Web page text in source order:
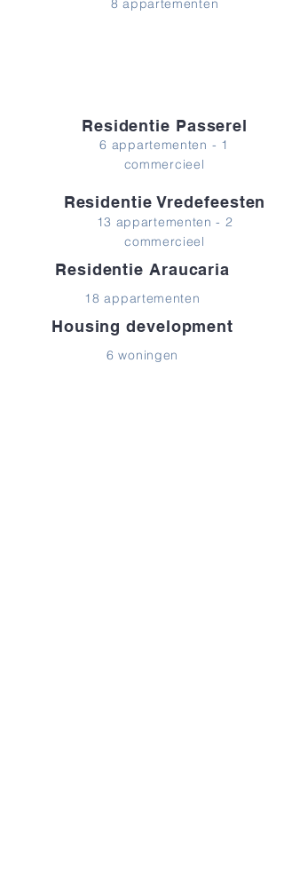
8 appartementen
Residentie Passerel
6 appartementen - 1
commercieel
Residentie Vredefeesten
13 appartementen - 2
commercieel
Residentie Araucaria
18 appartementen
Housing development
6 woningen